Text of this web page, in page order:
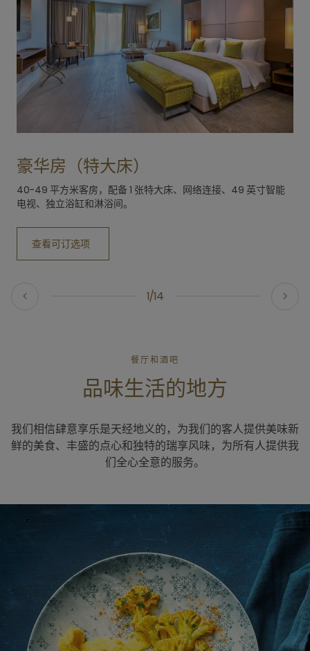
1/14
豪华房（特大床）
40-49 平方米客房，配备 1 张特大床、网络连接、49 英寸智能
电视、独立浴缸和淋浴间。
查看可订选项
餐厅和酒吧
品味生活的地方
我们相信肆意享乐是天经地义的，为我们的客人提供美味新
鲜的美食、丰盛的点心和独特的瑞享风味，为所有人提供我
们全心全意的服务。